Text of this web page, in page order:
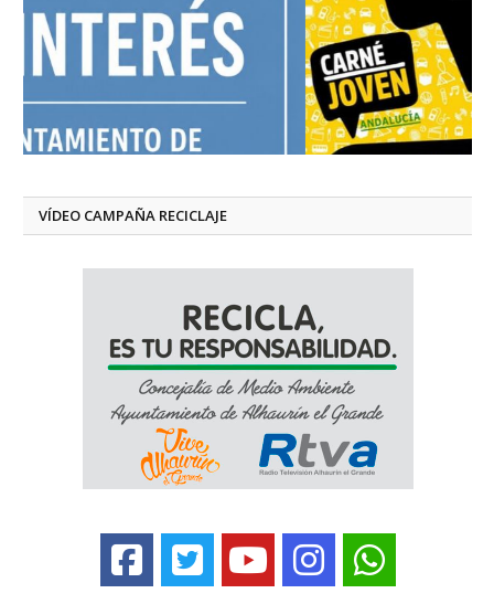
VÍDEO CAMPAÑA RECICLAJE